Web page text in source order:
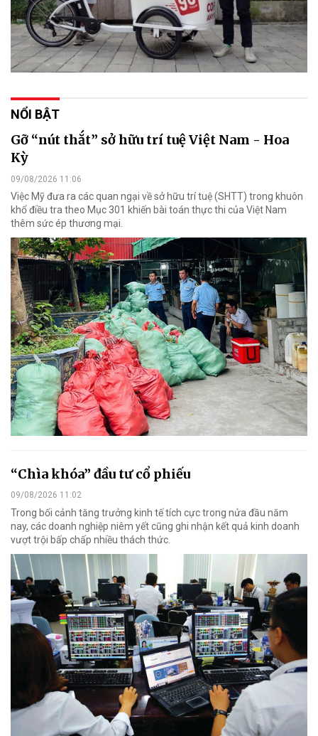
NỔI BẬT
Gỡ “nút thắt” sở hữu trí tuệ Việt Nam - Hoa
Kỳ
09/08/2026 11:06
Việc Mỹ đưa ra các quan ngại về sở hữu trí tuệ (SHTT) trong khuôn
khổ điều tra theo Mục 301 khiến bài toán thực thi của Việt Nam
thêm sức ép thương mại.
“Chìa khóa” đầu tư cổ phiếu
09/08/2026 11:02
Trong bối cảnh tăng trưởng kinh tế tích cực trong nửa đầu năm
nay, các doanh nghiệp niêm yết cũng ghi nhận kết quả kinh doanh
vượt trội bấp chấp nhiều thách thức.